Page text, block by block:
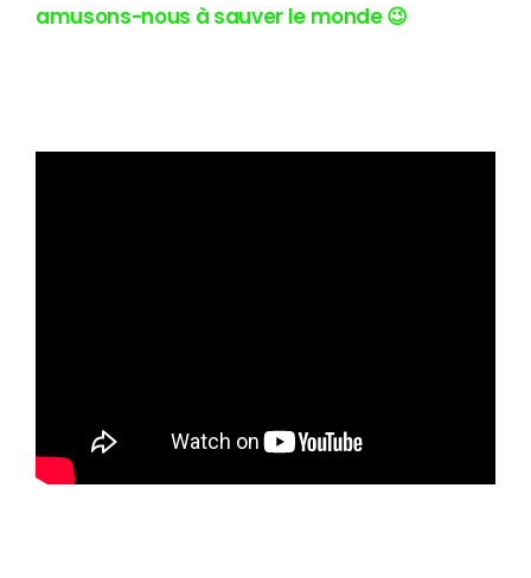
amusons-nous à sauver le monde 😉